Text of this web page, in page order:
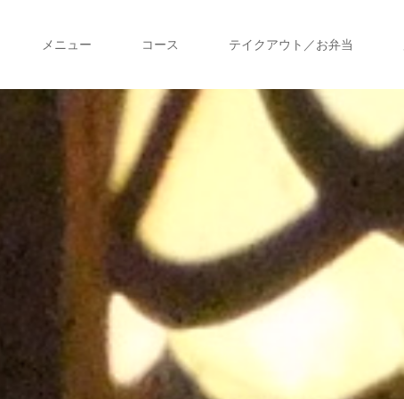
メニュー コース テイクアウト／お弁当